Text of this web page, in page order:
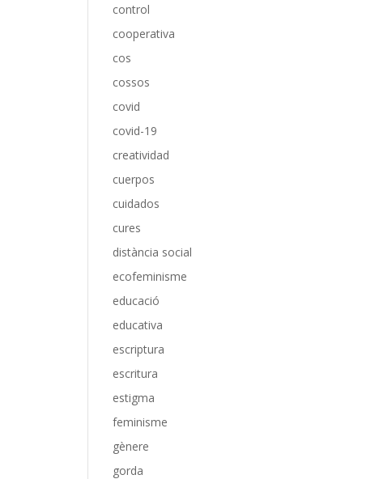
control
cooperativa
cos
cossos
covid
covid-19
creatividad
cuerpos
cuidados
cures
distància social
ecofeminisme
educació
educativa
escriptura
escritura
estigma
feminisme
gènere
gorda